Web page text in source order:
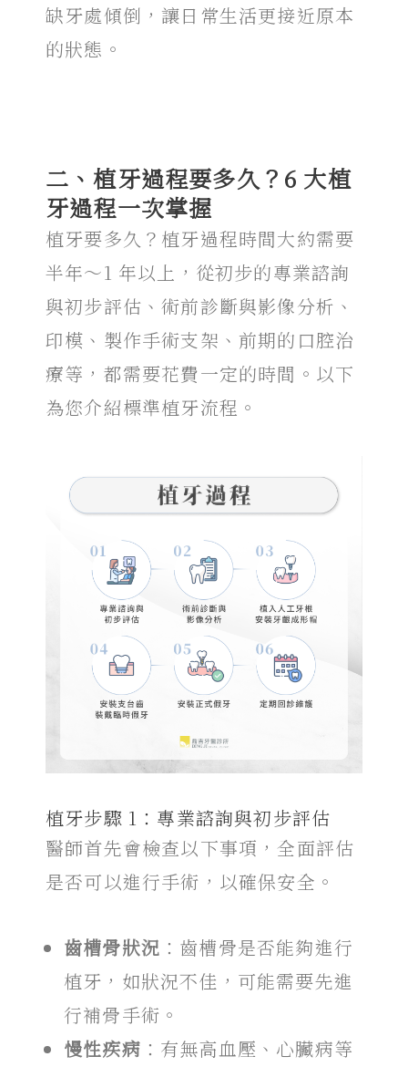
缺牙處傾倒，讓日常生活更接近原本
的狀態。
二、植牙過程要多久 ？6 大植
牙過程一次掌握
植牙要多久 ？ 植牙過程時間大約需要
半年～1 年以上，從初步的專業諮詢
與初步評估、術前診斷與影像分析、
印模、製作手術支架、前期的口腔治
療等，都需要花費一定的時間。以下
為您介紹標準植牙流程 。
植牙步驟 1：專業諮詢與初步評估
醫師首先會檢查以下事項，全面評估
是否可以進行手術，以確保安全。
齒槽骨狀況 ：齒槽骨是否能夠進行
植牙，如狀況不佳，可能需要先進
行補骨手術。
慢性疾病 ：有無高血壓、心臟病等